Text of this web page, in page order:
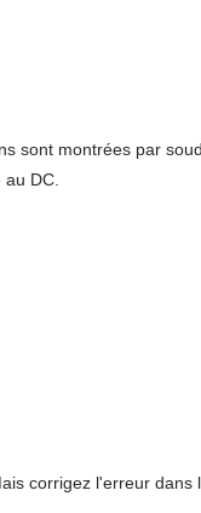
sont montrées par
DC.
corrigez l'erreur dans